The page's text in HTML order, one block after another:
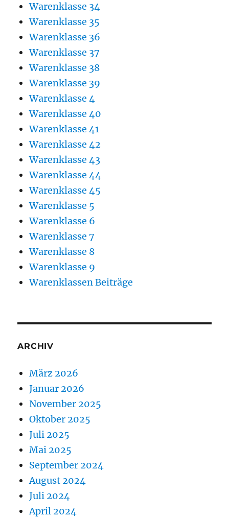
Warenklasse 34
Warenklasse 35
Warenklasse 36
Warenklasse 37
Warenklasse 38
Warenklasse 39
Warenklasse 4
Warenklasse 40
Warenklasse 41
Warenklasse 42
Warenklasse 43
Warenklasse 44
Warenklasse 45
Warenklasse 5
Warenklasse 6
Warenklasse 7
Warenklasse 8
Warenklasse 9
Warenklassen Beiträge
ARCHIV
März 2026
Januar 2026
November 2025
Oktober 2025
Juli 2025
Mai 2025
September 2024
August 2024
Juli 2024
April 2024